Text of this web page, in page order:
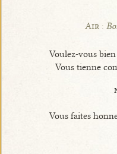
Air :
Voulez-vous
Vous tienne
Vous faites